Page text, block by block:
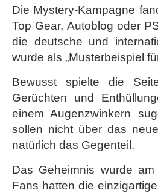
Die Mystery-Kampagne
Top Gear, Autoblog oder
die deutsche und
wurde als „Musterbeispiel
Bewusst spielte die
Gerüchten und
einem Augenzwinkern
sollen nicht über das
natürlich das Gegenteil.
Das Geheimnis wurde
Fans hatten die